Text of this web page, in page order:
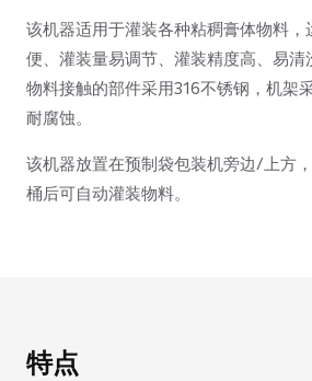
该机器适用于灌装各种粘稠膏体物料，
便、灌装量易调节、灌装精度高、易清
物料接触的部件采用316不锈钢，机架
耐腐蚀。
该机器放置在预制袋包装机旁边/上方
桶后可自动灌装物料。
特点